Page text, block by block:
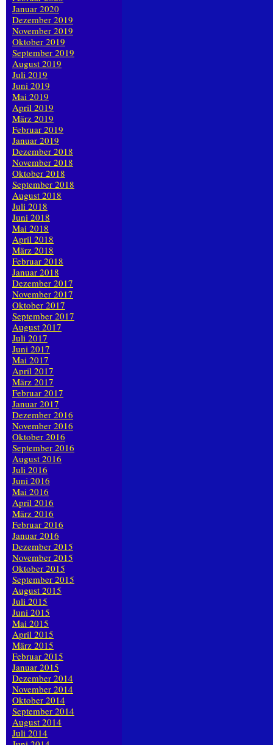
Januar 2020
Dezember 2019
November 2019
Oktober 2019
September 2019
August 2019
Juli 2019
Juni 2019
Mai 2019
April 2019
März 2019
Februar 2019
Januar 2019
Dezember 2018
November 2018
Oktober 2018
September 2018
August 2018
Juli 2018
Juni 2018
Mai 2018
April 2018
März 2018
Februar 2018
Januar 2018
Dezember 2017
November 2017
Oktober 2017
September 2017
August 2017
Juli 2017
Juni 2017
Mai 2017
April 2017
März 2017
Februar 2017
Januar 2017
Dezember 2016
November 2016
Oktober 2016
September 2016
August 2016
Juli 2016
Juni 2016
Mai 2016
April 2016
März 2016
Februar 2016
Januar 2016
Dezember 2015
November 2015
Oktober 2015
September 2015
August 2015
Juli 2015
Juni 2015
Mai 2015
April 2015
März 2015
Februar 2015
Januar 2015
Dezember 2014
November 2014
Oktober 2014
September 2014
August 2014
Juli 2014